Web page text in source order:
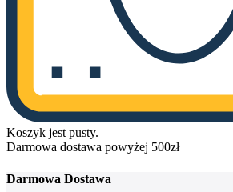
Koszyk jest pusty.
Darmowa dostawa powyżej 500zł
Darmowa Dostawa